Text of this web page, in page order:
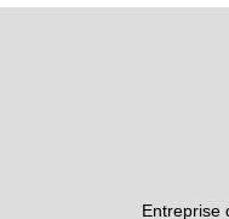
Entreprise